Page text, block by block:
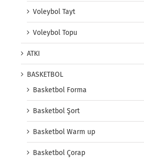
Voleybol Tayt
Voleybol Topu
ATKI
BASKETBOL
Basketbol Forma
Basketbol Şort
Basketbol Warm up
Basketbol Çorap